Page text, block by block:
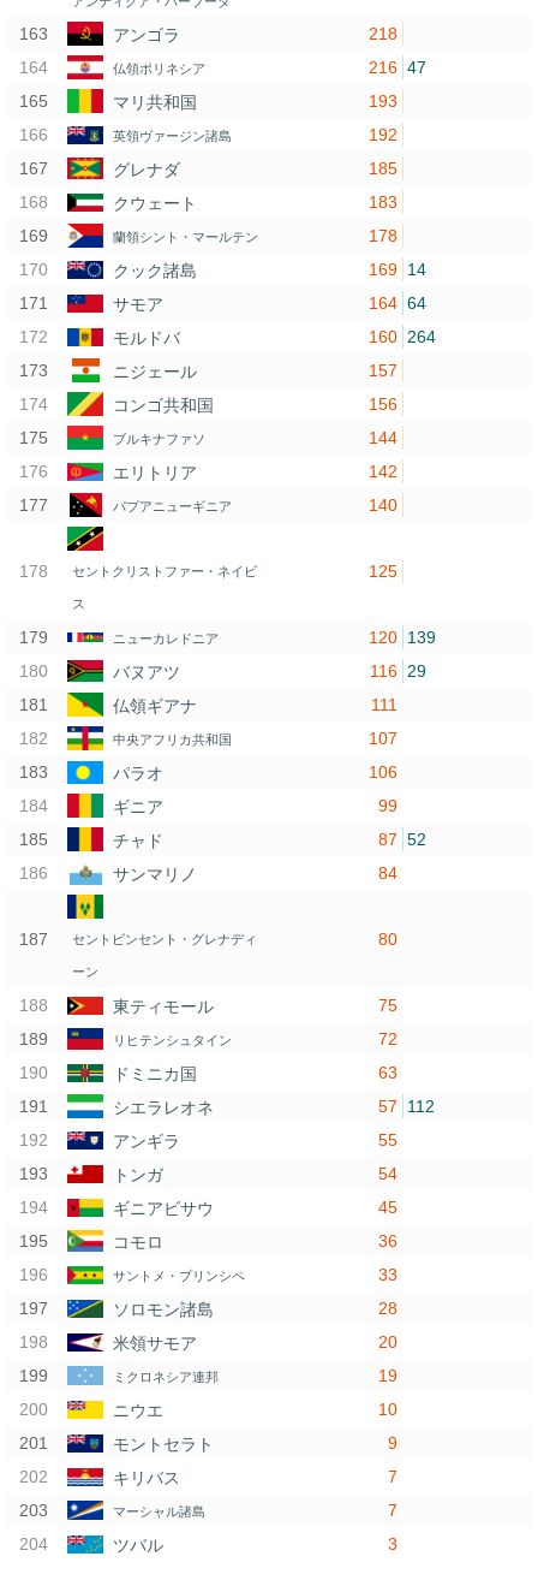
アンゴラ 218
仏領ポリネシア 216 47
マリ共和国
193
英領ヴァージン諸島
192
グレナダ
185
クウェート
183
蘭領シント・マールテン
178
クック諸島
169 14
サモア
164 64
モルドバ
160 264
ニジェール
157
コンゴ共和国
156
ブルキナファソ
144
エリトリア
142
パプアニューギニア 140
セントクリストファー・ネイビ
ス
125
ニューカレドニア 120 139
バヌアツ
116 29
仏領ギアナ
111
中央アフリカ共和国
107
パラオ
106
ギニア
99
チャド
87 52
サンマリノ
84
セントビンセント・グレナディ
ーン
80
東ティモール 75
リヒテンシュタイン
72
ドミニカ国
63
シエラレオネ
57
112
アンギラ
55
トンガ
54
ギニアビサウ
45
コモロ
36
サントメ・プリンシペ
33
ソロモン諸島
28
米領サモア
20
ミクロネシア連邦
19
ニウエ
10
モントセラト
9
キリバス
7
マーシャル諸島
7
ツバル
3